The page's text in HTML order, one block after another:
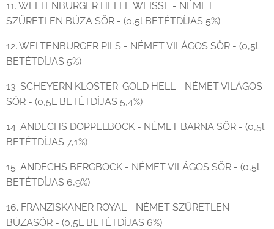
11. WELTENBURGER HELLE WEISSE - NÉMET
SZŰRETLEN BÚZA SÖR - (0,5l BETÉTDÍJAS 5%)
12. WELTENBURGER PILS - NÉMET VILÁGOS SÖR - (0,5l
BETÉTDÍJAS 5%)
13. SCHEYERN KLOSTER-GOLD HELL - NÉMET VILÁGOS
SÖR - (0,5L BETÉTDÍJAS 5,4%)
14. ANDECHS DOPPELBOCK - NÉMET BARNA SÖR - (0,5l
BETÉTDÍJAS 7,1%)
15. ANDECHS BERGBOCK - NÉMET VILÁGOS SÖR - (0,5l
BETÉTDÍJAS 6,9%)
16. FRANZISKANER ROYAL - NÉMET SZŰRETLEN
BÚZASÖR - (0,5L BETÉTDÍJAS 6%)